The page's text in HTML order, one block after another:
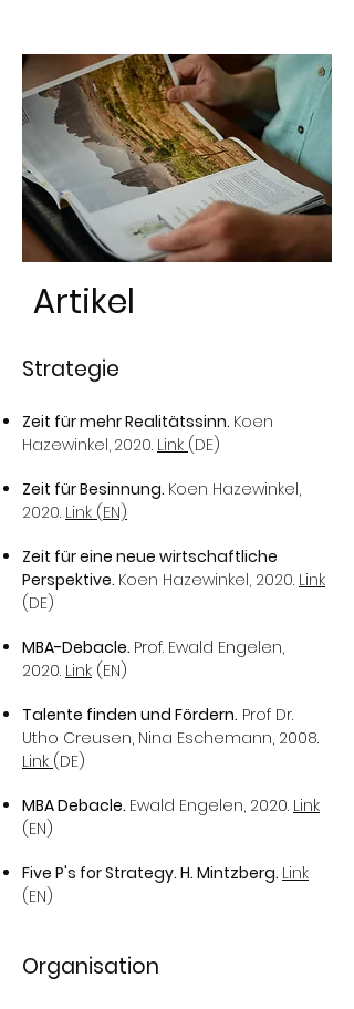
Artikel
Strategie
Zeit für mehr Realitätssinn. Koen
Hazewinkel, 2020. Link (DE)
Zeit für Besinnung. Koen Hazewinkel,
2020. Link (EN)
Zeit für eine neue wirtschaftliche
Perspektive. Koen Hazewinkel, 2020. Link
(DE)
MBA-Debacle. Prof. Ewald Engelen,
2020. Link (EN)
Talente finden und Fördern. Prof Dr.
Utho Creusen, Nina Eschemann, 2008.
Link (DE)
MBA Debacle. Ewald Engelen, 2020. Link
(EN)
Five P's for Strategy. H. Mintzberg. Link
(EN)
Organisation